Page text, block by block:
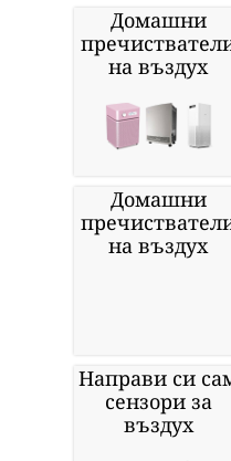
Домашни
на въздух
Домашни
на въздух
Направи си
сензори за
въздух